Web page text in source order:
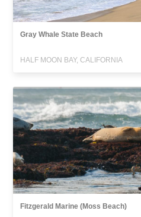
Gray Whale State Beach
HALF MOON BAY, CALIFORNIA
Fitzgerald Marine (Moss Beach)